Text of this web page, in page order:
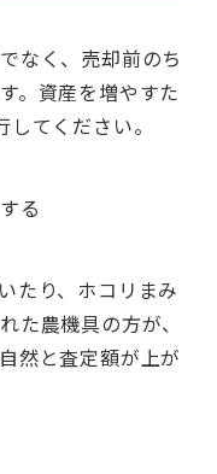
なく、売却前のち
。資産を増やすた
てください。
る
たり、ホコリまみ
た農機具の方が、
然と査定額が上が